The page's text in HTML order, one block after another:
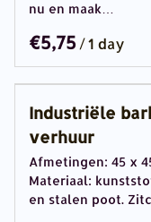
nu en maak…
/
Industriële
verhuur
Afmetingen: 45 x
Materiaal:
en stalen poot.